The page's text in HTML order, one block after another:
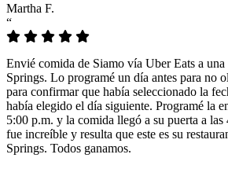
Martha F.
“
Envié comida de Siamo vía Uber Eats a
Springs. Lo programé un día antes para no
para confirmar que había seleccionado la
había elegido el día siguiente. Programé la
5:00 p.m. y la comida llegó a su puerta a
fue increíble y resulta que este es su
Springs. Todos ganamos.